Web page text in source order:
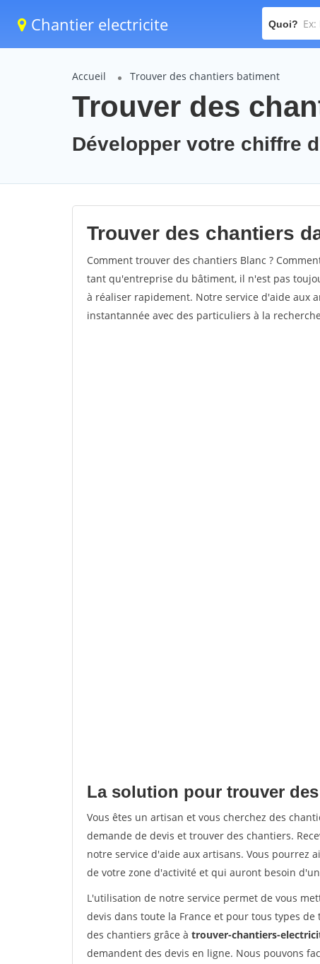
Chantier electricite Quoi?
Accueil Trouver des chantiers batiment
Trouver des
Développer votre chiffre
Trouver des chantiers
Comment trouver des chantiers Blanc ?
tant qu'entreprise du bâtiment, il n'est pas
à réaliser rapidement. Notre service d'aide aux
instantannée avec des particuliers à la
La solution pour trouver
Vous êtes un artisan et vous cherchez des
demande de devis et trouver des chantiers.
notre service d'aide aux artisans. Vous pourrez
de votre zone d'activité et qui auront besoin
L'utilisation de notre service permet de vous
devis dans toute la France et pour tous types
des chantiers grâce à trouver-chantiers-
demandent des devis en ligne. Nous pouvons